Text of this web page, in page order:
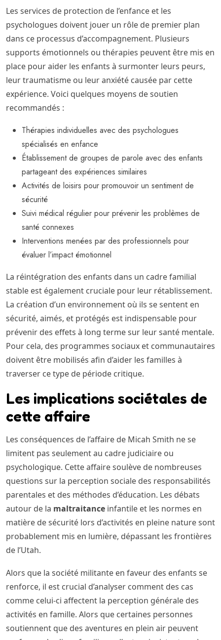
Les services de protection de l’enfance et les
psychologues doivent jouer un rôle de premier plan
dans ce processus d’accompagnement. Plusieurs
supports émotionnels ou thérapies peuvent être mis en
place pour aider les enfants à surmonter leurs peurs,
leur traumatisme ou leur anxiété causée par cette
expérience. Voici quelques moyens de soutien
recommandés :
Thérapies individuelles avec des psychologues
spécialisés en enfance
Établissement de groupes de parole avec des enfants
partageant des expériences similaires
Activités de loisirs pour promouvoir un sentiment de
sécurité
Suivi médical régulier pour prévenir les problèmes de
santé connexes
Interventions menées par des professionnels pour
évaluer l’impact émotionnel
La réintégration des enfants dans un cadre familial
stable est également cruciale pour leur rétablissement.
La création d’un environnement où ils se sentent en
sécurité, aimés, et protégés est indispensable pour
prévenir des effets à long terme sur leur santé mentale.
Pour cela, des programmes sociaux et communautaires
doivent être mobilisés afin d’aider les familles à
traverser ce type de période critique.
Les implications sociétales de
cette affaire
Les conséquences de l’affaire de Micah Smith ne se
limitent pas seulement au cadre judiciaire ou
psychologique. Cette affaire soulève de nombreuses
questions sur la perception sociale des responsabilités
parentales et des méthodes d’éducation. Les débats
autour de la maltraitance infantile et les normes en
matière de sécurité lors d’activités en pleine nature sont
probablement mis en lumière, dépassant les frontières
de l’Utah.
Alors que la société militante en faveur des enfants se
renforce, il est crucial d’analyser comment des cas
comme celui-ci affectent la perception générale des
activités en famille. Alors que certaines personnes
soutiennent que des aventures en plein air peuvent